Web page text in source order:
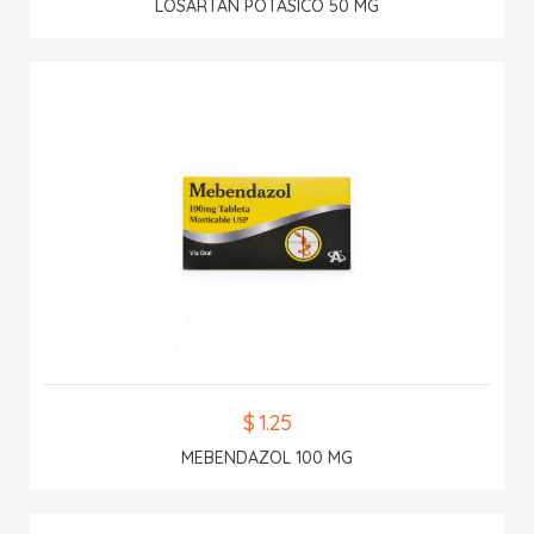
LOSARTAN POTASICO 50 MG
$ 1.25
MEBENDAZOL 100 MG